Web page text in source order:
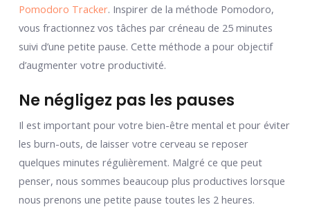
Pomodoro Tracker. Inspirer de la méthode Pomodoro,
vous fractionnez vos tâches par créneau de 25 minutes
suivi d’une petite pause. Cette méthode a pour objectif
d’augmenter votre productivité.
Ne négligez pas les pauses
Il est important pour votre bien-être mental et pour éviter
les burn-outs, de laisser votre cerveau se reposer
quelques minutes régulièrement. Malgré ce que peut
penser, nous sommes beaucoup plus productives lorsque
nous prenons une petite pause toutes les 2 heures.